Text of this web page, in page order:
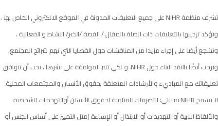
تشرف منظمة NIHR على جميع التعليقات المدونة في الموقع الالكتروني الخاص بها ،
وتؤكد ترحيبها بالتعليقات ذات الصلة بالمقال / القصة /الخبر/ النشاط و الفعالية ،
وتشجع أيضا على إجراء مزيدا من المناقشات حول القضايا التي تهم شرائح المجتمع،
وترحب أيضًا بالنقد البناء حول NIHR. و لكي تتم الموافقة على نشرها ، يجب أن تتوافق
تعليقاتك مع المباديء والأرشادات المتعلقة بحقوق الأنسان والمجتمعات المحلية.
لا تسمح NIHR بما يلي: التصرفات المنافية لحقوق الأنسان أوالتهجمات الشخصية
والألفاظ النابية أو التهديدات أو الابتذال أو الإساءة (مثل التمييز على أساس الجنس أو